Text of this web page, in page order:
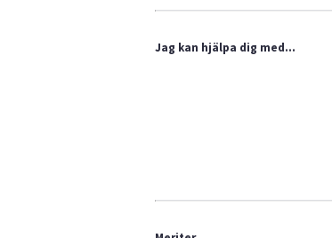
Jag kan hjälpa dig med...